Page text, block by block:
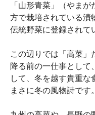
「山形青菜」（やま
方で栽培されている漬
伝統野菜に登録されて
この辺りでは「高菜」
降る前の一仕事として
して、冬を越す貴重な
まさに冬の風物詩です。